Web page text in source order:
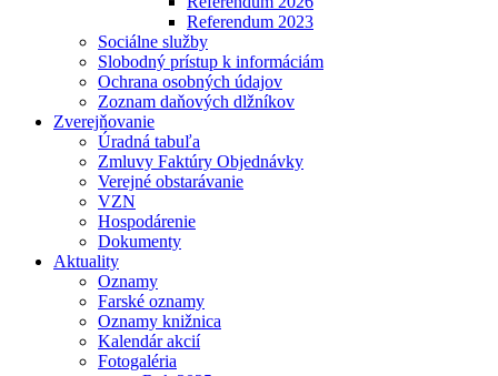
Referendum 2023
Sociálne služby
Slobodný prístup k informáciám
Ochrana osobných údajov
Zoznam daňových dlžníkov
Zverejňovanie
Úradná tabuľa
Zmluvy Faktúry Objednávky
Verejné obstarávanie
VZN
Hospodárenie
Dokumenty
Aktuality
Oznamy
Farské oznamy
Oznamy knižnica
Kalendár akcií
Fotogaléria